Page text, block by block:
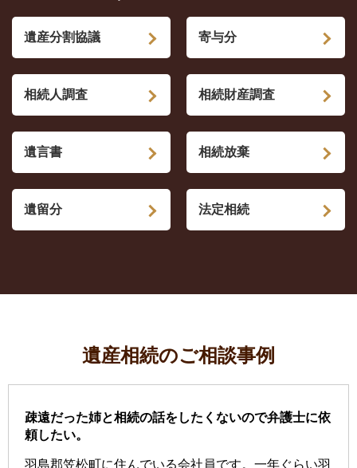
遺産分割協議 寄与分
相続人調査 相続財産調査
遺言書 相続放棄
遺留分 法定相続
遺産相続のご相談事例
疎遠だった姉と相続の話をしたくないので弁護士に依
頼したい。
羽島郡笠松町に住んでいる会社員です。一年ぐらい羽